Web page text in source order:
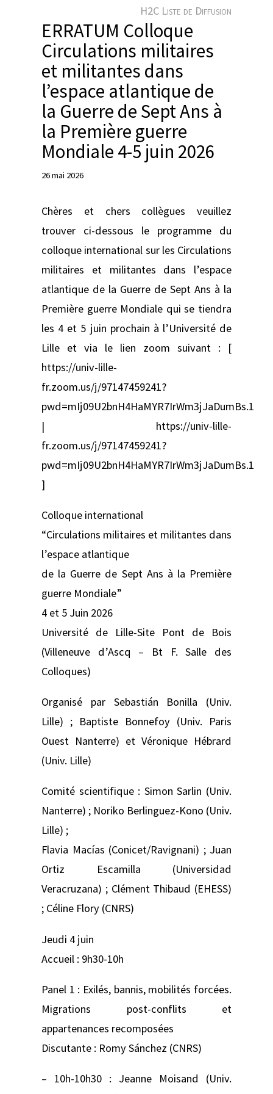
r
H2C Liste de Diffusion
ERRATUM Colloque
Circulations militaires
et militantes dans
l’espace atlantique de
la Guerre de Sept Ans à
la Première guerre
Mondiale 4-5 juin 2026
26 mai 2026
Chères et chers collègues veuillez
trouver ci-dessous le programme du
colloque international sur les Circulations
militaires et militantes dans l’espace
atlantique de la Guerre de Sept Ans à la
Première guerre Mondiale qui se tiendra
les 4 et 5 juin prochain à l’Université de
Lille et via le lien zoom suivant : [
https://univ-lille-
fr.zoom.us/j/97147459241?
pwd=mIj09U2bnH4HaMYR7IrWm3jJaDumBs.1
| https://univ-lille-
fr.zoom.us/j/97147459241?
pwd=mIj09U2bnH4HaMYR7IrWm3jJaDumBs.1
]
Colloque international
“Circulations militaires et militantes dans
l’espace atlantique
de la Guerre de Sept Ans à la Première
guerre Mondiale”
4 et 5 Juin 2026
Université de Lille-Site Pont de Bois
(Villeneuve d’Ascq – Bt F. Salle des
Colloques)
Organisé par Sebastián Bonilla (Univ.
Lille) ; Baptiste Bonnefoy (Univ. Paris
Ouest Nanterre) et Véronique Hébrard
(Univ. Lille)
Comité scientifique : Simon Sarlin (Univ.
Nanterre) ; Noriko Berlinguez-Kono (Univ.
Lille) ;
Flavia Macías (Conicet/Ravignani) ; Juan
Ortiz Escamilla (Universidad
Veracruzana) ; Clément Thibaud (EHESS)
; Céline Flory (CNRS)
Jeudi 4 juin
Accueil : 9h30-10h
Panel 1 : Exilés, bannis, mobilités forcées.
Migrations post-conflits et
appartenances recomposées
Discutante : Romy Sánchez (CNRS)
– 10h-10h30 : Jeanne Moisand (Univ.